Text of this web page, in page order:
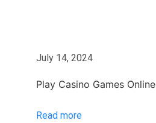
July 14, 2024
Play Casino Games Online
Read more